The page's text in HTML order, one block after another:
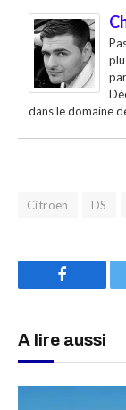
dans le domaine
Citroën DS
Facebook
A lire aussi